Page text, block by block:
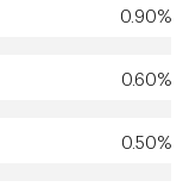
0.90%
0.60%
0.50%